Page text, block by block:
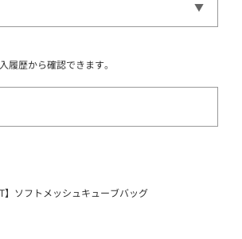
履歴から確認できます。
】ソフトメッシュキューブバッグ